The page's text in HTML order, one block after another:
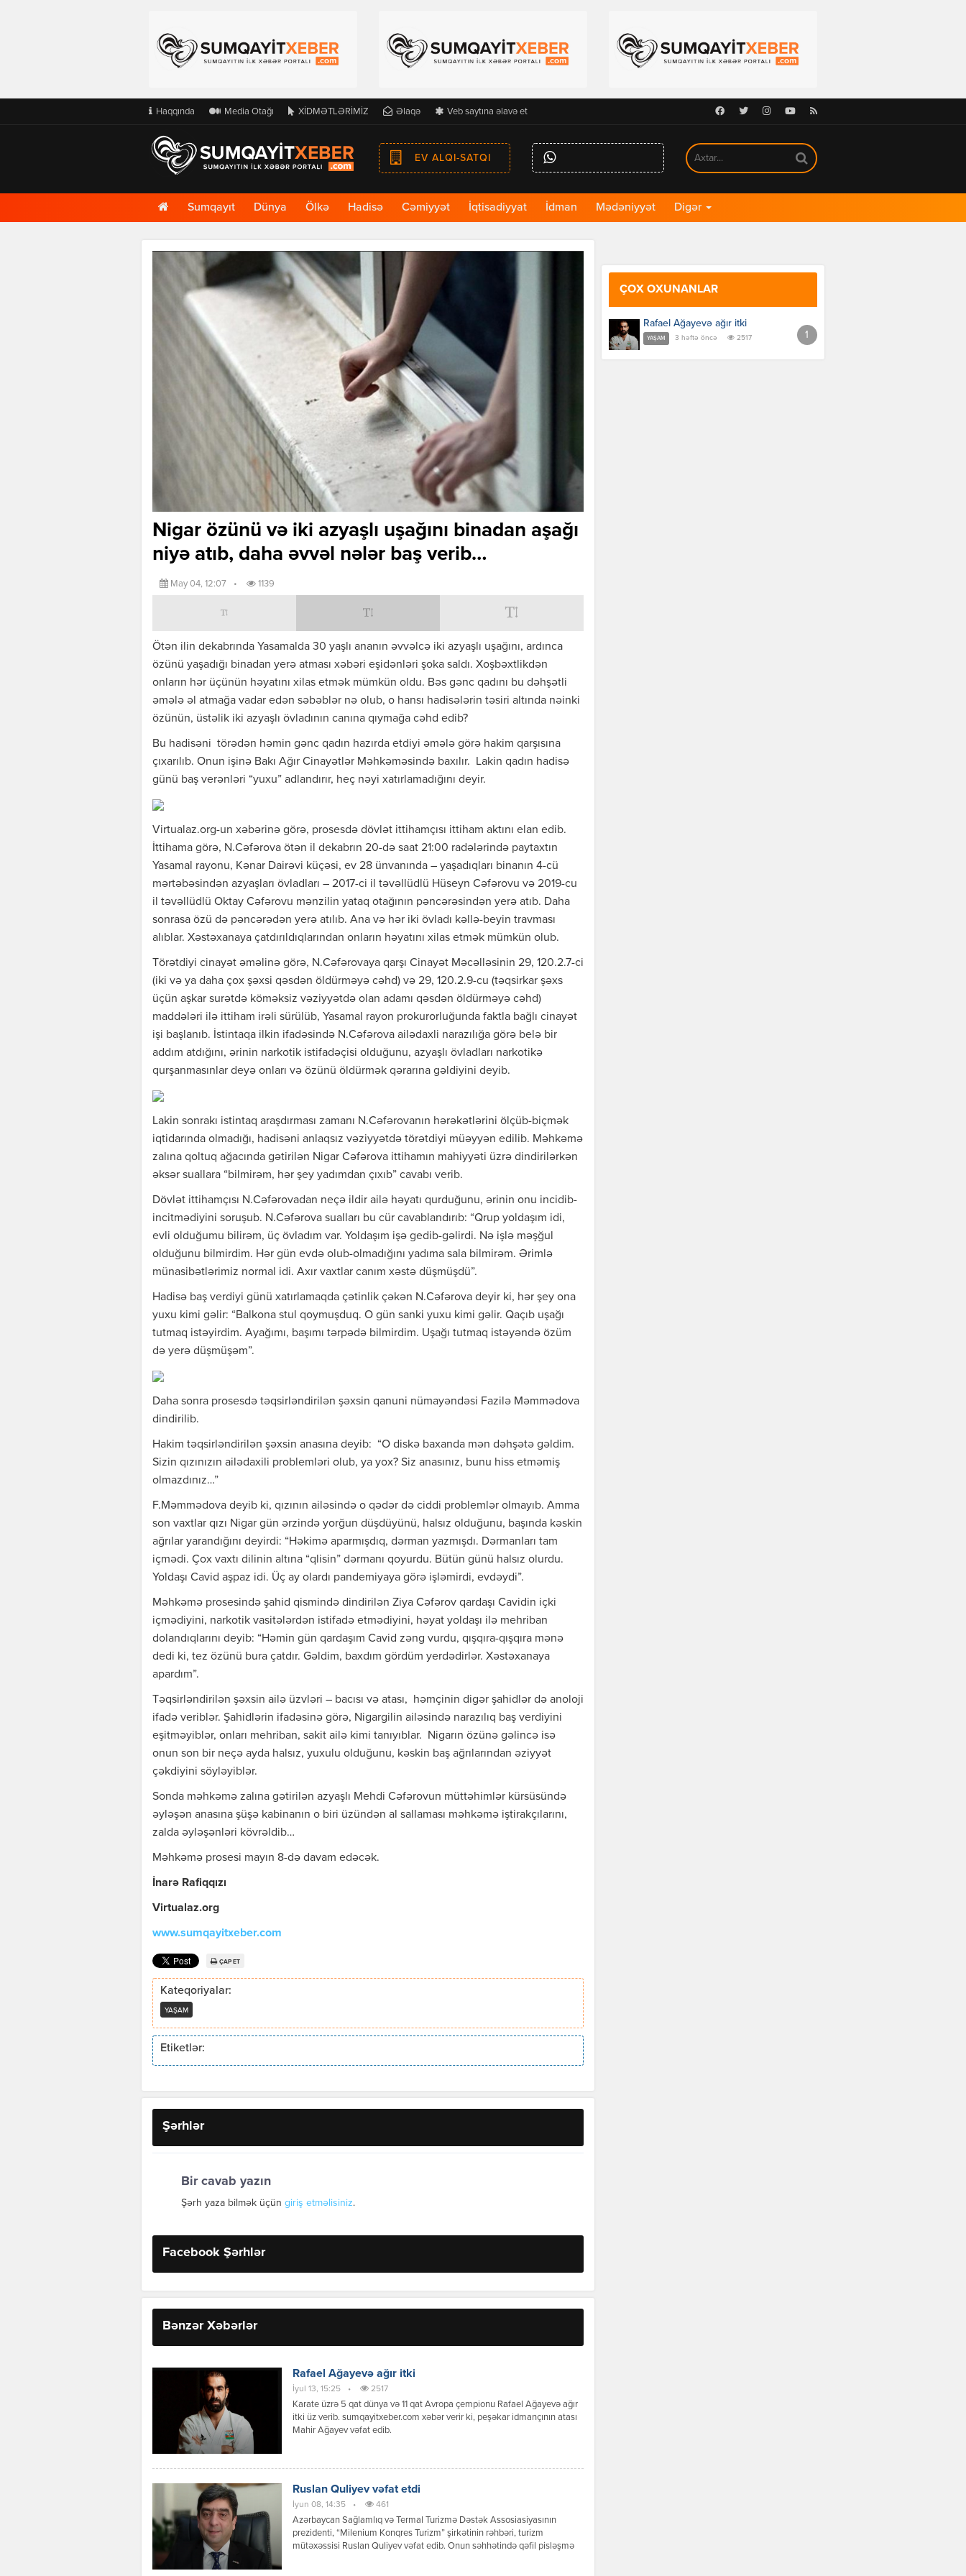
Haqqında Media Otağı XİDMƏTLƏRİMİZ Əlaqə Veb saytına əlavə et Facebook
TwitterInstagramYoutubeRSS
EV ALQI-SATQI
Ana
Səhifə
Sumqayıt Dünya Ölkə Hadisə Cəmiyyət İqtisadiyyat İdman Mədəniyyət Digər
Nigar özünü və iki azyaşlı uşağını binadan aşağı
niyə atıb, daha əvvəl nələr baş verib…
May 04, 12:07 • 1139
Ötən ilin dekabrında Yasamalda 30 yaşlı ananın əvvəlcə iki azyaşlı uşağını, ardınca
özünü yaşadığı binadan yerə atması xəbəri eşidənləri şoka saldı. Xoşbəxtlikdən
onların hər üçünün həyatını xilas etmək mümkün oldu. Bəs gənc qadını bu dəhşətli
əmələ əl atmağa vadar edən səbəblər nə olub, o hansı hadisələrin təsiri altında nəinki
özünün, üstəlik iki azyaşlı övladının canına qıymağa cəhd edib?
Bu hadisəni törədən həmin gənc qadın hazırda etdiyi əmələ görə hakim qarşısına
çıxarılıb. Onun işinə Bakı Ağır Cinayətlər Məhkəməsində baxılır. Lakin qadın hadisə
günü baş verənləri “yuxu” adlandırır, heç nəyi xatırlamadığını deyir.
Virtualaz.org-un xəbərinə görə, prosesdə dövlət ittihamçısı ittiham aktını elan edib.
İttihama görə, N.Cəfərova ötən il dekabrın 20-də saat 21:00 radələrində paytaxtın
Yasamal rayonu, Kənar Dairəvi küçəsi, ev 28 ünvanında – yaşadıqları binanın 4-cü
mərtəbəsindən azyaşları övladları – 2017-ci il təvəllüdlü Hüseyn Cəfərovu və 2019-cu
il təvəllüdlü Oktay Cəfərovu mənzilin yataq otağının pəncərəsindən yerə atıb. Daha
sonrasa özü də pəncərədən yerə atılıb. Ana və hər iki övladı kəllə-beyin travması
alıblar. Xəstəxanaya çatdırıldıqlarından onların həyatını xilas etmək mümkün olub.
Törətdiyi cinayət əməlinə görə, N.Cəfərovaya qarşı Cinayət Məcəlləsinin 29, 120.2.7-ci
(iki və ya daha çox şəxsi qəsdən öldürməyə cəhd) və 29, 120.2.9-cu (təqsirkar şəxs
üçün aşkar surətdə köməksiz vəziyyətdə olan adamı qəsdən öldürməyə cəhd)
maddələri ilə ittiham irəli sürülüb, Yasamal rayon prokurorluğunda faktla bağlı cinayət
işi başlanıb. İstintaqa ilkin ifadəsində N.Cəfərova ailədaxli narazılığa görə belə bir
addım atdığını, ərinin narkotik istifadəçisi olduğunu, azyaşlı övladları narkotikə
qurşanmasınlar deyə onları və özünü öldürmək qərarına gəldiyini deyib.
Lakin sonrakı istintaq araşdırması zamanı N.Cəfərovanın hərəkətlərini ölçüb-biçmək
iqtidarında olmadığı, hadisəni anlaqsız vəziyyətdə törətdiyi müəyyən edilib. Məhkəmə
zalına qoltuq ağacında gətirilən Nigar Cəfərova ittihamın mahiyyəti üzrə dindirilərkən
əksər suallara “bilmirəm, hər şey yadımdan çıxıb” cavabı verib.
Dövlət ittihamçısı N.Cəfərovadan neçə ildir ailə həyatı qurduğunu, ərinin onu incidib-
incitmədiyini soruşub. N.Cəfərova sualları bu cür cavablandırıb: “Qrup yoldaşım idi,
evli olduğumu bilirəm, üç övladım var. Yoldaşım işə gedib-gəlirdi. Nə işlə məşğul
olduğunu bilmirdim. Hər gün evdə olub-olmadığını yadıma sala bilmirəm. Ərimlə
münasibətlərimiz normal idi. Axır vaxtlar canım xəstə düşmüşdü”.
Hadisə baş verdiyi günü xatırlamaqda çətinlik çəkən N.Cəfərova deyir ki, hər şey ona
yuxu kimi gəlir: “Balkona stul qoymuşduq. O gün sanki yuxu kimi gəlir. Qaçıb uşağı
tutmaq istəyirdim. Ayağımı, başımı tərpədə bilmirdim. Uşağı tutmaq istəyəndə özüm
də yerə düşmüşəm”.
Daha sonra prosesdə təqsirləndirilən şəxsin qanuni nümayəndəsi Fazilə Məmmədova
dindirilib.
Hakim təqsirləndirilən şəxsin anasına deyib: “O diskə baxanda mən dəhşətə gəldim.
Sizin qızınızın ailədaxili problemləri olub, ya yox? Siz anasınız, bunu hiss etməmiş
olmazdınız…”
F.Məmmədova deyib ki, qızının ailəsində o qədər də ciddi problemlər olmayıb. Amma
son vaxtlar qızı Nigar gün ərzində yorğun düşdüyünü, halsız olduğunu, başında kəskin
ağrılar yarandığını deyirdi: “Həkimə aparmışdıq, dərman yazmışdı. Dərmanları tam
içmədi. Çox vaxtı dilinin altına “qlisin” dərmanı qoyurdu. Bütün günü halsız olurdu.
Yoldaşı Cavid aşpaz idi. Üç ay olardı pandemiyaya görə işləmirdi, evdəydi”.
Məhkəmə prosesində şahid qismində dindirilən Ziya Cəfərov qardaşı Cavidin içki
içmədiyini, narkotik vasitələrdən istifadə etmədiyini, həyat yoldaşı ilə mehriban
dolandıqlarını deyib: “Həmin gün qardaşım Cavid zəng vurdu, qışqıra-qışqıra mənə
dedi ki, tez özünü bura çatdır. Gəldim, baxdım gördüm yerdədirlər. Xəstəxanaya
apardım”.
Təqsirləndirilən şəxsin ailə üzvləri – bacısı və atası, həmçinin digər şahidlər də anoloji
ifadə veriblər. Şahidlərin ifadəsinə görə, Nigargilin ailəsində narazılıq baş verdiyini
eşitməyiblər, onları mehriban, sakit ailə kimi tanıyıblar. Nigarın özünə gəlincə isə
onun son bir neçə ayda halsız, yuxulu olduğunu, kəskin baş ağrılarından əziyyət
çəkdiyini söyləyiblər.
Sonda məhkəmə zalına gətirilən azyaşlı Mehdi Cəfərovun müttəhimlər kürsüsündə
əyləşən anasına şüşə kabinanın o biri üzündən al sallaması məhkəmə iştirakçılarını,
zalda əyləşənləri kövrəldib…
Məhkəmə prosesi mayın 8-də davam edəcək.
İnarə Rafiqqızı
Virtualaz.org
www.sumqayitxeber.com
ÇAP ET
Kateqoriyalar:
YAŞAM
Etiketlər:
Şərhlər
Bir cavab yazın
Şərh yaza bilmək üçün giriş etməlisiniz.
Facebook Şərhlər
Bənzər Xəbərlər
Rafael Ağayevə ağır itki
İyul 13, 15:25 • 2517
Karate üzrə 5 qat dünya və 11 qat Avropa çempionu Rafael Ağayevə ağır
itki üz verib. sumqayitxeber.com xəbər verir ki, peşəkar idmançının atası
Mahir Ağayev vəfat edib.
Ruslan Quliyev vəfat etdi
İyun 08, 14:35 • 461
Azərbaycan Sağlamlıq və Termal Turizmə Dəstək Assosiasiyasının
prezidenti, “Milenium Konqres Turizm” şirkətinin rəhbəri, turizm
mütəxəssisi Ruslan Quliyev vəfat edib. Onun səhhətində qəfil pisləşmə
ÇOX OXUNANLAR
Rafael Ağayevə ağır itki
YAŞAM 3 həftə öncə 2517